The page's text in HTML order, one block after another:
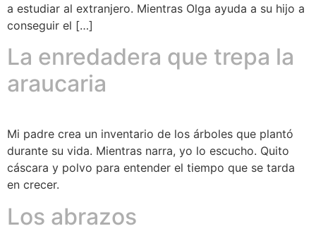
a estudiar al extranjero. Mientras Olga ayuda a su hijo a
conseguir el […]
La enredadera que trepa la
araucaria
Mi padre crea un inventario de los árboles que plantó
durante su vida. Mientras narra, yo lo escucho. Quito
cáscara y polvo para entender el tiempo que se tarda
en crecer.
Los abrazos